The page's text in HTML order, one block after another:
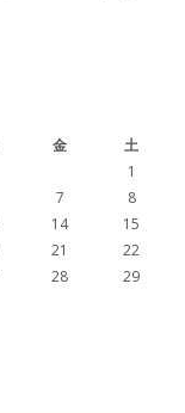
金
土
1
7
8
14
15
21
22
28
29